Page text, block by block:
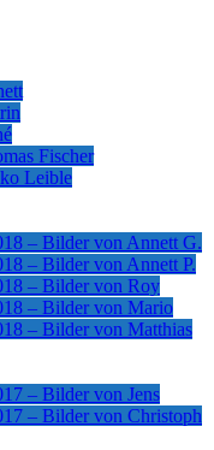
Fischer
Leible
– Bilder von Annett G.
– Bilder von Annett P.
– Bilder von Roy
– Bilder von Mario
– Bilder von Matthias
– Bilder von Jens
– Bilder von Christoph